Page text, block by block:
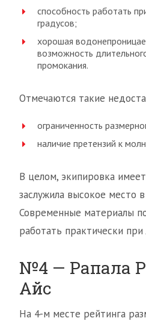
способность работать
градусов;
хорошая
возможность
промокания.
Отмечаются такие
ограниченность
наличие претензий к
В целом, экипировка
заслужила высокое место
Современные материалы
работать практически
№4 — Рапала
Айс
На 4-м месте рейтинга